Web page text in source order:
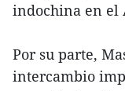
indochina en el
Por su parte,
intercambio